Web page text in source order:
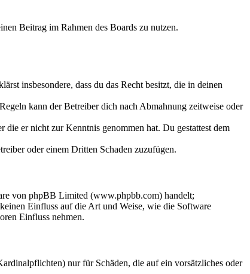
Beitrag im Rahmen des Boards zu nutzen.
insbesondere, dass du das Recht besitzt, die in deinen
kann der Betreiber dich nach Abmahnung zeitweise oder
er nicht zur Kenntnis genommen hat. Du gestattest dem
oder einem Dritten Schaden zuzufügen.
von phpBB Limited (www.phpbb.com) handelt;
Einfluss auf die Art und Weise, wie die Software
Einfluss nehmen.
nur für Schäden, die auf ein vorsätzliches oder